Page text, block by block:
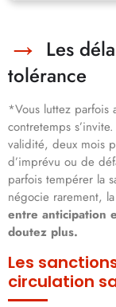
Les
tolérance
*Vous luttez parfois
contretemps
validité, deux mois
d’imprévu ou de
parfois tempérer la
négocie rarement,
entre anticipation
doutez plus.
Les
circulation